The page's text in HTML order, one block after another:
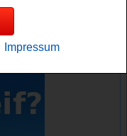
Impressum